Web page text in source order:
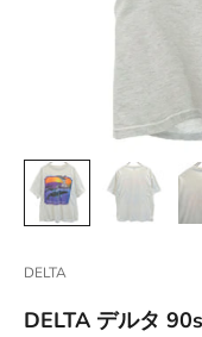
DELTA
DELTA デルタ